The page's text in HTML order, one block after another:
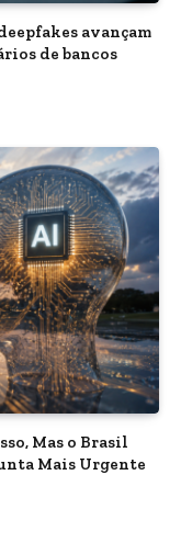
avançam
de bancos
Mas o Brasil
Mais Urgente